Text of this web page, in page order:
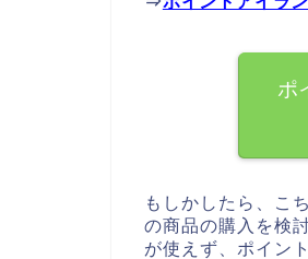
ポ
もしかしたら、こ
の商品の購入を検
が使えず、ポイン